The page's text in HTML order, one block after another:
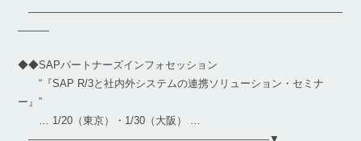
――――――――――――――――――――――――――――――
―――
◆◆SAPパートナーズインフォセッション
“『SAP R/3と社内外システムの連携ソリューション・セミナ
ー』”
… 1/20（東京）・1/30（大阪） …